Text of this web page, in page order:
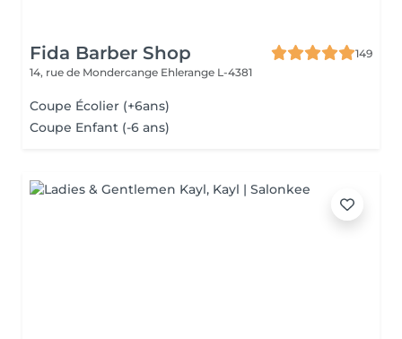
Fida Barber Shop
149
14, rue de Mondercange Ehlerange L-4381
Coupe Écolier (+6ans)
Coupe Enfant (-6 ans)